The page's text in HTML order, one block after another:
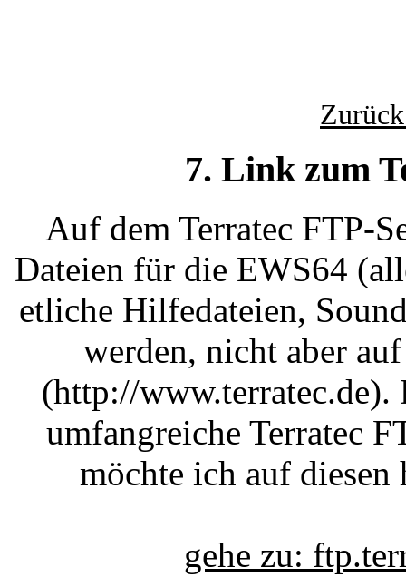
7. Link zum
Auf dem Terratec FTP-
Dateien für die EWS64
etliche Hilfedateien,
werden, nicht aber
(http://www.terratec.de).
umfangreiche Terratec
möchte ich auf
gehe zu: